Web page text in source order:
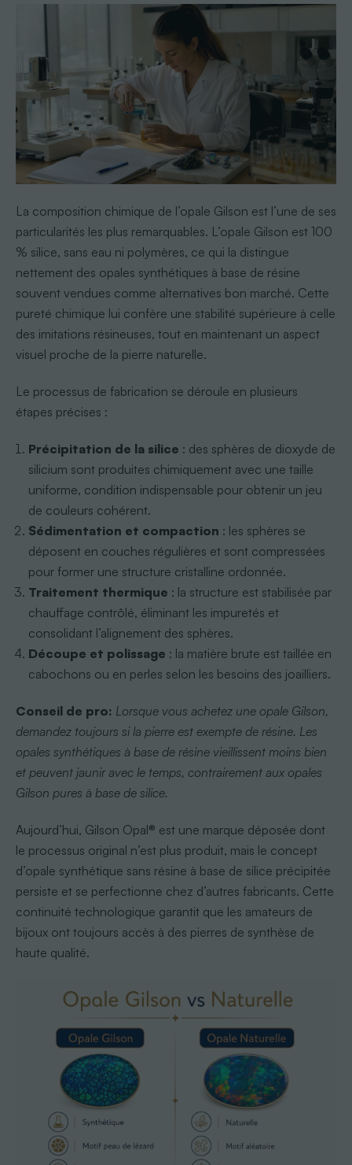
La composition chimique de l’opale Gilson est l’une de ses
particularités les plus remarquables. L’opale Gilson est 100
% silice, sans eau ni polymères, ce qui la distingue
nettement des opales synthétiques à base de résine
souvent vendues comme alternatives bon marché. Cette
pureté chimique lui confère une stabilité supérieure à celle
des imitations résineuses, tout en maintenant un aspect
visuel proche de la pierre naturelle.
Le processus de fabrication se déroule en plusieurs
étapes précises :
Précipitation de la silice : des sphères de dioxyde de
silicium sont produites chimiquement avec une taille
uniforme, condition indispensable pour obtenir un jeu
de couleurs cohérent.
Sédimentation et compaction : les sphères se
déposent en couches régulières et sont compressées
pour former une structure cristalline ordonnée.
Traitement thermique : la structure est stabilisée par
chauffage contrôlé, éliminant les impuretés et
consolidant l’alignement des sphères.
Découpe et polissage : la matière brute est taillée en
cabochons ou en perles selon les besoins des joailliers.
Conseil de pro: Lorsque vous achetez une opale Gilson,
demandez toujours si la pierre est exempte de résine. Les
opales synthétiques à base de résine vieillissent moins bien
et peuvent jaunir avec le temps, contrairement aux opales
Gilson pures à base de silice.
Aujourd’hui, Gilson Opal® est une marque déposée dont
le processus original n’est plus produit, mais le concept
d’opale synthétique sans résine à base de silice précipitée
persiste et se perfectionne chez d’autres fabricants. Cette
continuité technologique garantit que les amateurs de
bijoux ont toujours accès à des pierres de synthèse de
haute qualité.